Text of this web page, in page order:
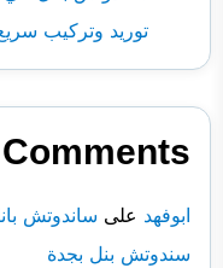
توريد وتركيب
ابوفهد على
سندوتش بنل بجدة